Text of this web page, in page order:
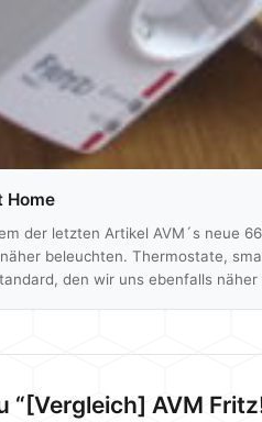
Home
der letzten Artikel AVM´s neue
beleuchten. Thermostate,
den wir uns ebenfalls
“[Vergleich] AVM